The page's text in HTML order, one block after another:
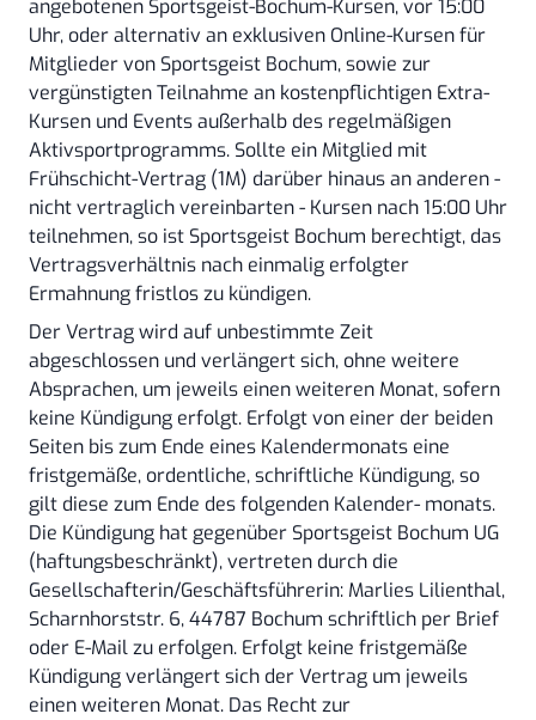
angebotenen Sportsgeist-Bochum-Kursen, vor 15:00
Uhr, oder alternativ an exklusiven Online-Kursen für
Mitglieder von Sportsgeist Bochum, sowie zur
vergünstigten Teilnahme an kostenpflichtigen Extra-
Kursen und Events außerhalb des regelmäßigen
Aktivsportprogramms. Sollte ein Mitglied mit
Frühschicht-Vertrag (1M) darüber hinaus an anderen -
nicht vertraglich vereinbarten - Kursen nach 15:00 Uhr
teilnehmen, so ist Sportsgeist Bochum berechtigt, das
Vertragsverhältnis nach einmalig erfolgter
Ermahnung fristlos zu kündigen.
Der Vertrag wird auf unbestimmte Zeit
abgeschlossen und verlängert sich, ohne weitere
Absprachen, um jeweils einen weiteren Monat, sofern
keine Kündigung erfolgt. Erfolgt von einer der beiden
Seiten bis zum Ende eines Kalendermonats eine
fristgemäße, ordentliche, schriftliche Kündigung, so
gilt diese zum Ende des folgenden Kalender- monats.
Die Kündigung hat gegenüber Sportsgeist Bochum UG
(haftungsbeschränkt), vertreten durch die
Gesellschafterin/Geschäftsführerin: Marlies Lilienthal,
Scharnhorststr. 6, 44787 Bochum schriftlich per Brief
oder E-Mail zu erfolgen. Erfolgt keine fristgemäße
Kündigung verlängert sich der Vertrag um jeweils
einen weiteren Monat. Das Recht zur